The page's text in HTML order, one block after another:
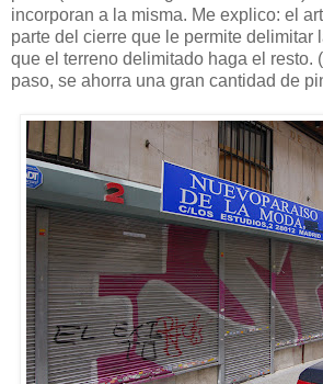
incorporan a la misma. Me explico: el
parte del cierre que le permite delimitar
que el terreno delimitado haga el resto.
paso, se ahorra una gran cantidad de